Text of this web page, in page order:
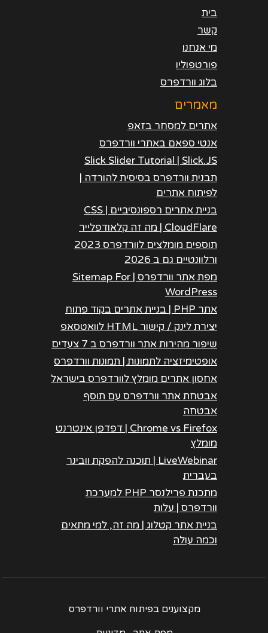
בית
קשר
מי אנחנו
פורטפוליו
בלוג וורדפרס
מאמרים
אתרים למסחר בזאפ
אנטי ספאם באתרי וורדפרס
Slick Slider Tutorial | Slick.JS
תבנית וורדפרס בסיסית להורדה |
לפיתוח אתרים
בניית אתרים רספונסיביים | CSS
CloudFlare | מה זה קלאודפלייר
תוספים מומלצים לוורדפרס 2023
ורלוונטיים גם ב 2026
מפת אתר וורדפרס | Sitemap For
WordPress
אתר PHP | בניית אתרים בקוד פתוח
יצירת לינק / קישור HTML לוואטסאפ
שיפור מהירות אתר וורדפרס ב 7 צעדים
אופטימיזציה לתמונות | תמונות וורדפרס
אחסון אתרים מומלץ לוורדפרס בישראל
אבטחת אתר וורדפרס עם תוסף
אבטחה
Chrome vs Firefox | דפדפן אינטרנט
מומלץ
LiveWebinar | תוכנה להפקת וובינר
בעברית
מתכנת פרילנסר PHP למערכת
וורדפרס | עלות
בניית אתר קטלוג | מה זה, למי מתאים
וכמה עולה
מקצוענים בפיתוח אתרי וורדפרס